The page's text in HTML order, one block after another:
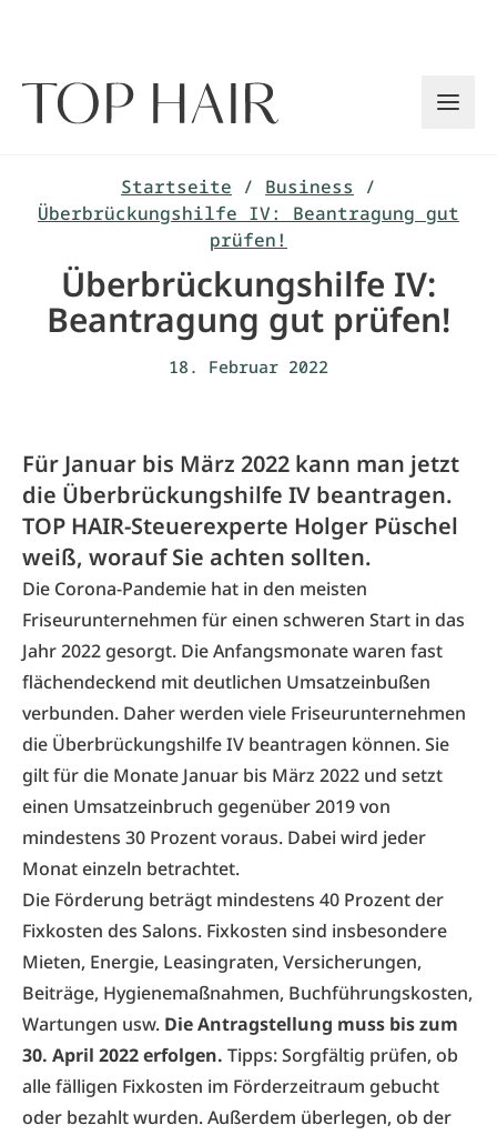
Startseite / Business
/
Überbrückungshilfe IV: Beantragung gut
prüfen!
Überbrückungshilfe IV:
Beantragung gut prüfen!
18. Februar 2022
Für Januar bis März 2022 kann man jetzt
die Überbrückungshilfe IV beantragen.
TOP HAIR-Steuerexperte Holger Püschel
weiß, worauf Sie achten sollten.
Die Corona-Pandemie hat in den meisten
Friseurunternehmen für einen schweren Start in das
Jahr 2022 gesorgt. Die Anfangsmonate waren fast
flächendeckend mit deutlichen Umsatzeinbußen
verbunden. Daher werden viele Friseurunternehmen
die Überbrückungshilfe IV beantragen können. Sie
gilt für die Monate Januar bis März 2022 und setzt
einen Umsatzeinbruch gegenüber 2019 von
mindestens 30 Prozent voraus. Dabei wird jeder
Monat einzeln betrachtet.
Die Förderung beträgt mindestens 40 Prozent der
Fixkosten des Salons. Fixkosten sind insbesondere
Mieten, Energie, Leasingraten, Versicherungen,
Beiträge, Hygienemaßnahmen, Buchführungskosten,
Wartungen usw. Die Antragstellung muss bis zum
30. April 2022 erfolgen. Tipps: Sorgfältig prüfen, ob
alle fälligen Fixkosten im Förderzeitraum gebucht
oder bezahlt wurden. Außerdem überlegen, ob der